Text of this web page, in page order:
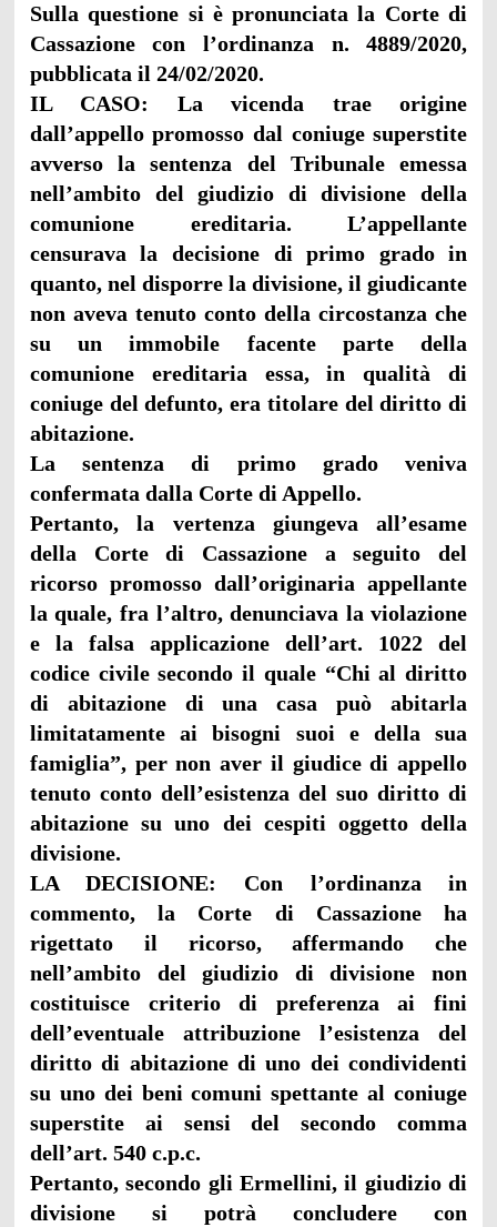
Sulla questione si è pronunciata la Corte di
Cassazione con l’ordinanza n. 4889/2020,
pubblicata il 24/02/2020.
IL CASO: La vicenda trae origine
dall’appello promosso dal coniuge superstite
avverso la sentenza del Tribunale emessa
nell’ambito del giudizio di divisione della
comunione ereditaria. L’appellante
censurava la decisione di primo grado in
quanto, nel disporre la divisione, il giudicante
non aveva tenuto conto della circostanza che
su un immobile facente parte della
comunione ereditaria essa, in qualità di
coniuge del defunto, era titolare del diritto di
abitazione.
La sentenza di primo grado veniva
confermata dalla Corte di Appello.
Pertanto, la vertenza giungeva all’esame
della Corte di Cassazione a seguito del
ricorso promosso dall’originaria appellante
la quale, fra l’altro, denunciava la violazione
e la falsa applicazione dell’art. 1022 del
codice civile secondo il quale “Chi al diritto
di abitazione di una casa può abitarla
limitatamente ai bisogni suoi e della sua
famiglia”, per non aver il giudice di appello
tenuto conto dell’esistenza del suo diritto di
abitazione su uno dei cespiti oggetto della
divisione.
LA DECISIONE: Con l’ordinanza in
commento, la Corte di Cassazione ha
rigettato il ricorso, affermando che
nell’ambito del giudizio di divisione non
costituisce criterio di preferenza ai fini
dell’eventuale attribuzione l’esistenza del
diritto di abitazione di uno dei condividenti
su uno dei beni comuni spettante al coniuge
superstite ai sensi del secondo comma
dell’art. 540 c.p.c.
Pertanto, secondo gli Ermellini, il giudizio di
divisione si potrà concludere con